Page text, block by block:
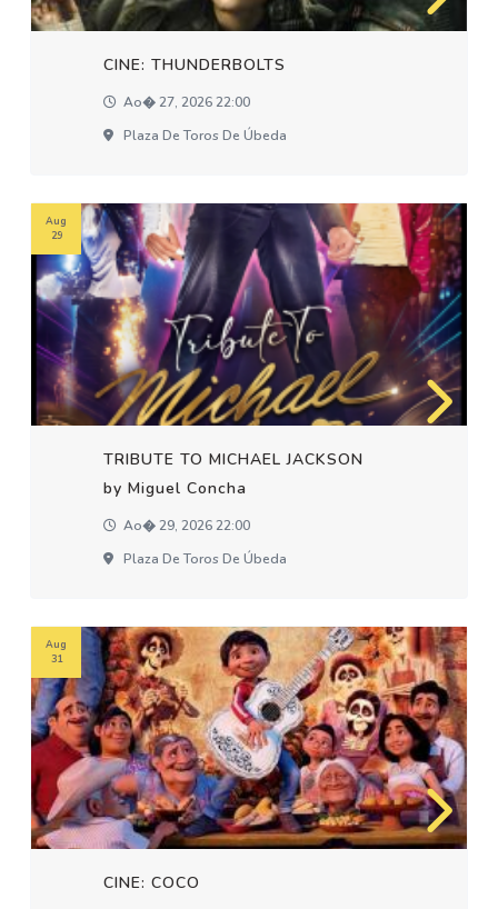
CINE: THUNDERBOLTS
Ao� 27, 2026 22:00
Plaza De Toros De Úbeda
TRIBUTE TO MICHAEL JACKSON
by Miguel Concha
Ao� 29, 2026 22:00
Plaza De Toros De Úbeda
Aug
29
CINE: COCO
Aug
31